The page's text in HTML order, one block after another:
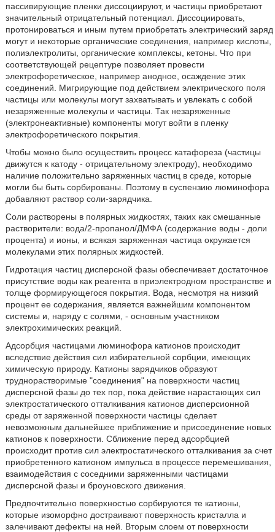
пассивирующие пленки диссоциируют, и частицы приобретают
значительный отрицательный потенциал. Диссоциировать,
протонироваться и иным путем приобретать электрический заряд
могут и некоторые органические соединения, например кислоты,
полиэлектролиты, органические комплексы, кетоны. Что при
соответствующей рецептуре позволяет провести
электрофоретическое, например анодное, осаждение этих
соединений. Мигрирующие под действием электрического поля
частицы или молекулы могут захватывать и увлекать с собой
незаряженные молекулы и частицы. Так незаряженные
(электронеактивные) компоненты могут войти в пленку
электрофоретического покрытия.
Чтобы можно было осуществить процесс катафореза (частицы
движутся к катоду - отрицательному электроду), необходимо
наличие положительно заряженных частиц в среде, которые
могли бы быть сорбированы. Поэтому в суспензию люминофора
добавляют раствор соли-зарядчика.
Соли растворены в полярных жидкостях, таких как смешанные
растворители: вода/2-пропанол/ДМФА (содержание воды - доли
процента) и ионы, и всякая заряженная частица окружается
молекулами этих полярных жидкостей.
Гидротация частиц дисперсной фазы обеспечивает достаточное
присутствие воды как реагента в приэлектродном пространстве и
толще формирующегося покрытия. Вода, несмотря на низкий
процент ее содержания, является важнейшим компонентом
системы и, наряду с солями, - основным участником
электрохимических реакций.
Адсорбция частицами люминофора катионов происходит
вследствие действия сил избирательной сорбции, имеющих
химическую природу. Катионы зарядчиков образуют
труднорастворимые "соединения" на поверхности частиц
дисперсной фазы до тех пор, пока действие нарастающих сил
электростатического отталкивания катионов дисперсионной
среды от заряженной поверхности частицы сделает
невозможным дальнейшее приближение и присоединение новых
катионов к поверхности. Сближение перед адсорбцией
происходит против сил электростатического отталкивания за счет
приобретенного катионом импульса в процессе перемешивания,
взаимодействия с соседними заряженными частицами
дисперсной фазы и броуновского движения.
Предпочтительно поверхностью сорбируются те катионы,
которые изоморфно достраивают поверхность кристалла и
залечивают дефекты на ней. Вторым слоем от поверхности